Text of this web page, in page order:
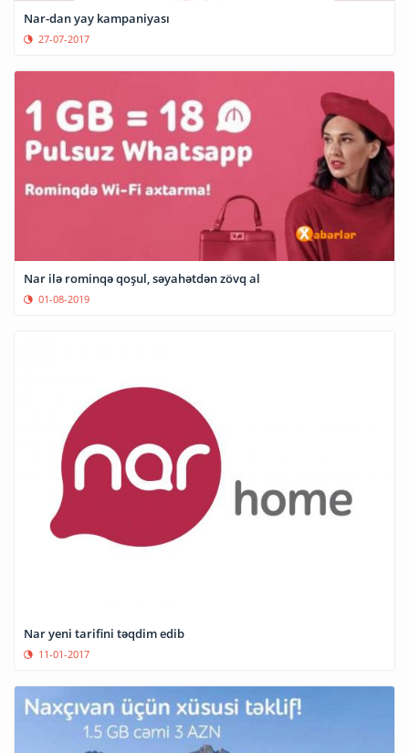
Nar-dan yay kampaniyası
27-07-2017
Nar ilə rominqə qoşul, səyahətdən zövq al
01-08-2019
Nar yeni tarifini təqdim edib
11-01-2017